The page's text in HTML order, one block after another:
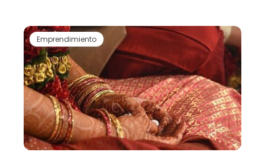
Emprendimiento